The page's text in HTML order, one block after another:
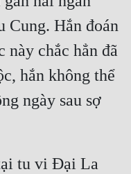
Hắn đoán
này chắc hẳn đã
hắn không thể
ngày sau sợ
tu vi Đại La